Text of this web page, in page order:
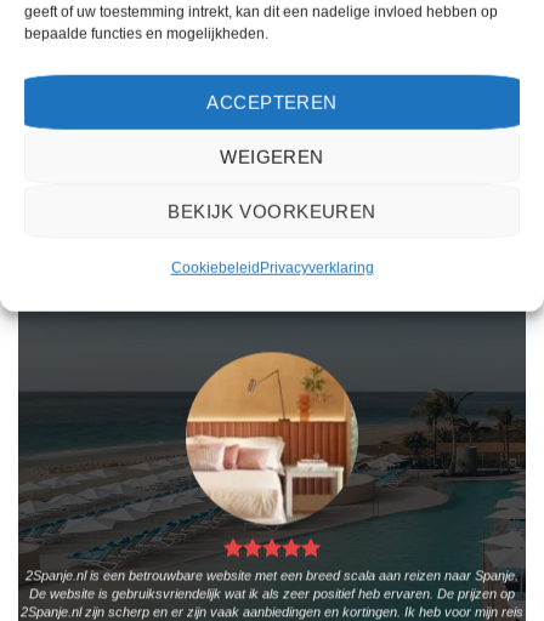
geeft of uw toestemming intrekt, kan dit een nadelige invloed hebben op
bepaalde functies en mogelijkheden.
ACCEPTEREN
WEIGEREN
BEKIJK VOORKEUREN
CookiebeleidPrivacyverklaring
eenvoudig, de klantenservice was behulpzaam en de prijs was scherp. Ik zou deze
website zeker aanbevelen aan anderen die op zoek zijn naar een reis naar Spanje.
Kiki Kampen /Maastricht
2Spanje.nl is een betrouwbare website met een breed scala aan reizen naar Spanje.
De website is gebruiksvriendelijk wat ik als zeer positief heb ervaren. De prijzen op
2Spanje.nl zijn scherp en er zijn vaak aanbiedingen en kortingen. Ik heb voor mijn reis